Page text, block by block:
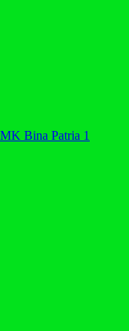
Bina Patria 1